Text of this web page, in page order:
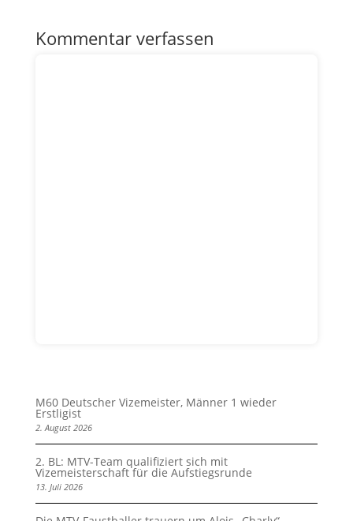
Kommentar verfassen
M60 Deutscher Vizemeister, Männer 1 wieder
Erstligist
2. August 2026
2. BL: MTV-Team qualifiziert sich mit
Vizemeisterschaft für die Aufstiegsrunde
13. Juli 2026